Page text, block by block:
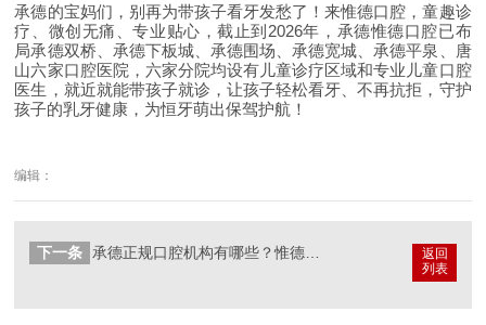
承德的宝妈们，别再为带孩子看牙发愁了！来惟德口腔，童趣诊
疗、微创无痛、专业贴心，截止到 2026年，承德惟德口腔已布
局承德双桥、承德下板城、承德围场、承德宽城、承德平泉、唐
山六家口腔医院，六家分院均设有儿童诊疗区域和专业儿童口腔
医生，就近就能带孩子就诊，让孩子轻松看牙、不再抗拒，守护
孩子的乳牙健康，为恒牙萌出保驾护航！
编辑：
返回
列表
下一条